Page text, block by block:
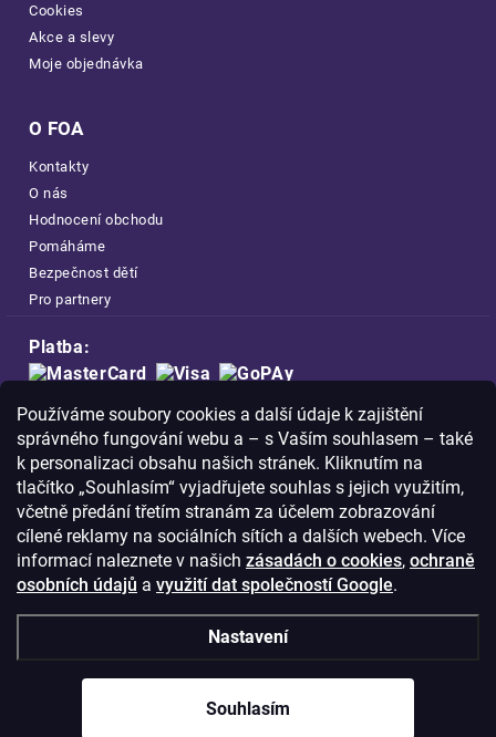
Používáme soubory cookies a další údaje k zajištění
správného fungování webu a – s Vaším souhlasem – také
k personalizaci obsahu našich stránek. Kliknutím na
tlačítko „Souhlasím“ vyjadřujete souhlas s jejich využitím,
včetně předání třetím stranám za účelem zobrazování
cílené reklamy na sociálních sítích a dalších webech. Více
informací naleznete v našich zásadách o cookies, ochraně
osobních údajů a využití dat společností Google.
Nastavení
Souhlasím
Cookies
Akce a slevy
Moje objednávka
O FOA
Kontakty
O nás
Hodnocení obchodu
Pomáháme
Bezpečnost dětí
Pro partnery
Platba:
Doprava:
Nakupujte na FOA bezpečně a bez obav.
Díky HTTPS protokolu jsou Vaše citlivá
data v naprostém bezpečí.
© Copyright2026Westlogic s.r.o.,
IČO: 28637372